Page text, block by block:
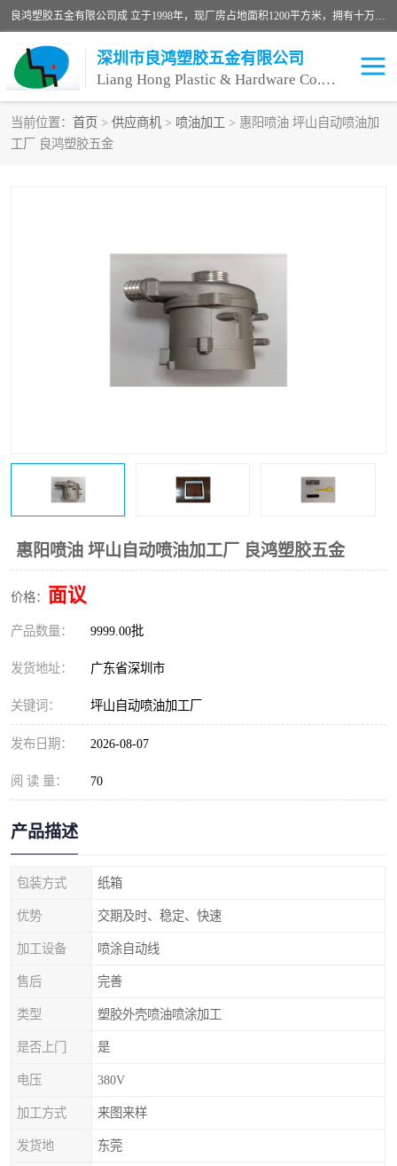
良鸿塑胶五金有限公司成 立于1998年，现厂房占地面积1200平方米，拥有十万级无尘车间，自动喷涂线1条，手动喷涂线2条，丝印移印滚印烫印拉线1条，本公司自建厂以来一直 以“顾客、品质、服务三个第一”为原则，从来货到处理、喷漆、烘烤、品检、包装等每一道工序都严格把持质量关，竭诚为广大朋友、客户服务。现如今已深得广 大客户信赖。
深圳市良鸿塑胶五金有限公司
Liang Hong Plastic & Hardware Co. Ltd
当前位置： 首页 > 供应商机 > 喷油加工 > 惠阳喷油 坪山自动喷油加
工厂 良鸿塑胶五金
惠阳喷油 坪山自动喷油加工厂 良鸿塑胶五金
价格： 面议
产品数量： 9999.00批
发货地址： 广东省深圳市
关键词： 坪山自动喷油加工厂
发布日期： 2026-08-07
阅 读 量： 70
产品描述
包装方式 纸箱
优势 交期及时、稳定、快速
加工设备 喷涂自动线
售后 完善
类型 塑胶外壳喷油喷涂加工
是否上门 是
电压 380V
加工方式 来图来样
发货地 东莞
喷油加工